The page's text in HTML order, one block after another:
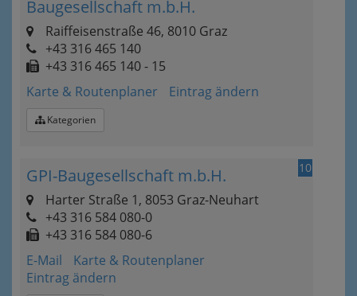
Baugesellschaft m.b.H.
Raiffeisenstraße 46, 8010 Graz
+43 316 465 140
+43 316 465 140 - 15
Karte & Routenplaner
Eintrag ändern
Kategorien
10
GPI-Baugesellschaft m.b.H.
Harter Straße 1, 8053 Graz-Neuhart
+43 316 584 080-0
+43 316 584 080-6
E-Mail
Karte & Routenplaner
Eintrag ändern